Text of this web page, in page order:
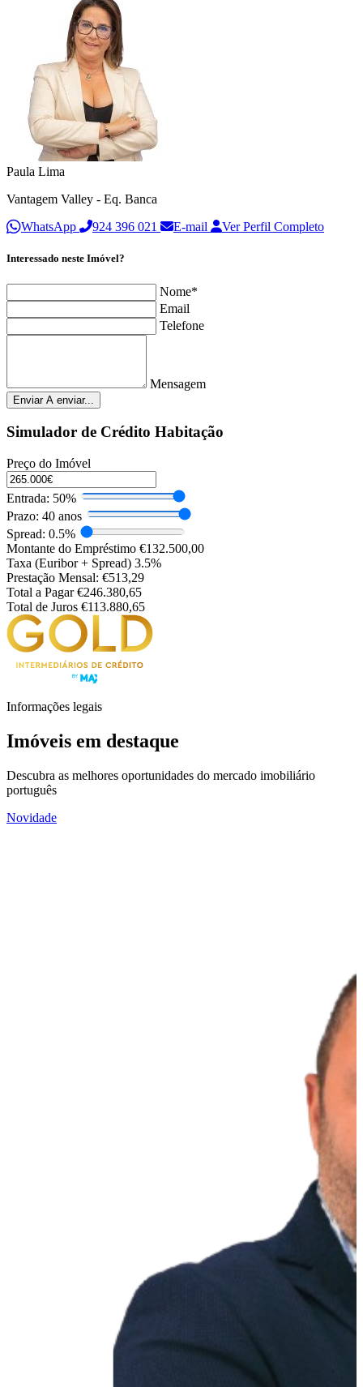
Paula Lima
Vantagem Valley - Eq. Banca
WhatsApp
924 396 021 E-mail Ver Perfil Completo
Interessado neste Imóvel?
Nome*
Email
Telefone
Mensagem
Enviar A enviar...
Simulador de Crédito Habitação
Preço do Imóvel
Entrada: 50%
Prazo: 40 anos
Spread: 0.5%
Montante do Empréstimo €132.500,00
Taxa (Euribor + Spread) 3.5%
Prestação Mensal: €513,29
Total a Pagar €246.380,65
Total de Juros €113.880,65
Informações legais
Imóveis em destaque
Descubra as melhores oportunidades do mercado imobiliário
português
Novidade